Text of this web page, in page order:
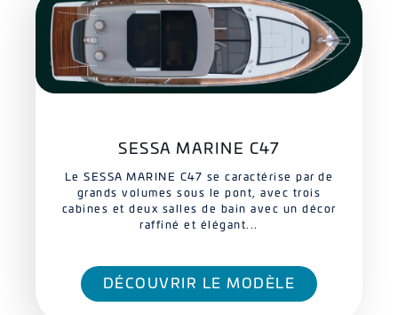
SESSA MARINE C47
Le SESSA MARINE C47 se caractérise par de
grands volumes sous le pont, avec trois
cabines et deux salles de bain avec un décor
raffiné et élégant...
DÉCOUVRIR LE MODÈLE